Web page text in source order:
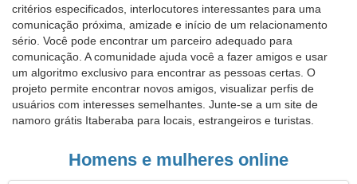
critérios especificados, interlocutores interessantes para uma
comunicação próxima, amizade e início de um relacionamento
sério. Você pode encontrar um parceiro adequado para
comunicação. A comunidade ajuda você a fazer amigos e usar
um algoritmo exclusivo para encontrar as pessoas certas. O
projeto permite encontrar novos amigos, visualizar perfis de
usuários com interesses semelhantes. Junte-se a um site de
namoro grátis Itaberaba para locais, estrangeiros e turistas.
Homens e mulheres online